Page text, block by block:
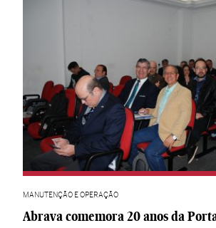
MANUTENÇÃO E OPERAÇÃO
Abrava comemora 20 anos da